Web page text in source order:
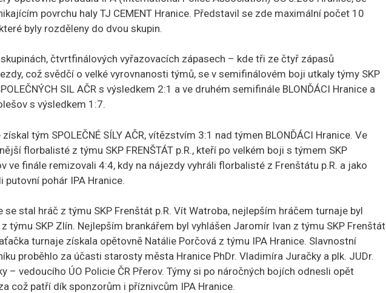
povrchu haly TJ CEMENT Hranice. Představil se zde maximální počet 10
byly rozděleny do dvou skupin.
čtvrtfinálových vyřazovacích zápasech – kde tři ze čtyř zápasů
což svědčí o velké vyrovnanosti týmů, se v semifinálovém boji utkaly týmy SKP
SIL AČR s výsledkem 2:1 a ve druhém semifinále BLONĎÁCI Hranice a
s výsledkem 1:7.
tým SPOLEČNÉ SÍLY AČR, vítězstvím 3:1 nad týmen BLONĎÁCI Hranice. Ve
florbalisté z týmu SKP FRENŠTÁT p.R., kteří po velkém boji s týmem SKP
ve finále remizovali 4:4, kdy na nájezdy vyhráli florbalisté z Frenštátu p.R. a jako
putovní pohár IPA Hranice.
se stal hráč z týmu SKP Frenštát p.R. Vít Watroba, nejlepším hráčem turnaje byl
týmu SKP Zlín. Nejlepším brankářem byl vyhlášen Jaromír Ivan z týmu SKP Frenštát
turnaje získala opětovně Natálie Porčová z týmu IPA Hranice. Slavnostní
proběhlo za účasti starosty města Hranice PhDr. Vladimíra Juračky a plk. JUDr.
– vedoucího ÚO Policie ČR Přerov. Týmy si po náročných bojích odnesli opět
což patří dík sponzorům i příznivcům IPA Hranice.